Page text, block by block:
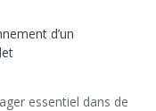
d’un
essentiel dans de